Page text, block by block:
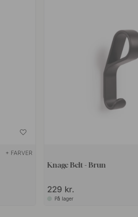
+ FARVER
Knage Belt - Brun
229 kr.
På lager